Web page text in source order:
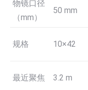
物镜口径
（mm）
50 mm
规格 10×42
最近聚焦 3.2 m